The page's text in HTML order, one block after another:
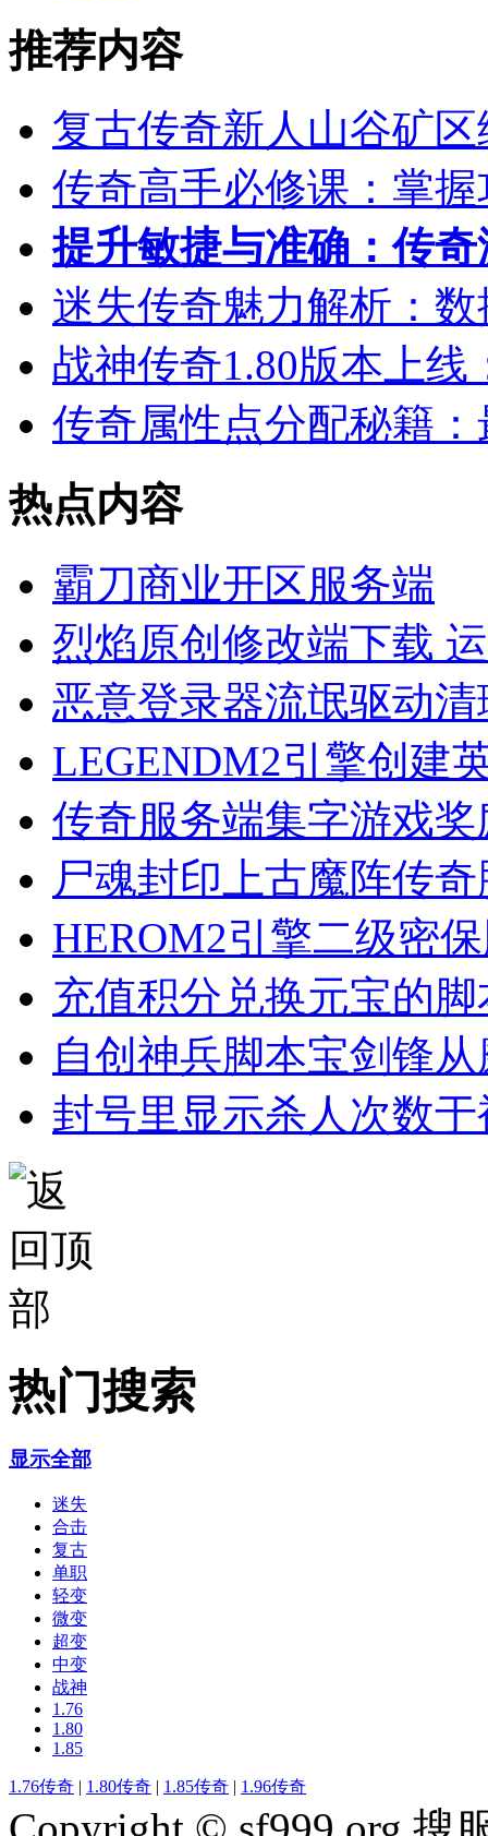
推荐内容
复古传奇新人山谷矿
传奇高手必修课：掌
提升敏捷与准确：传奇
迷失传奇魅力解析：
战神传奇1.80版本上线
传奇属性点分配秘籍
热点内容
霸刀商业开区服务端
烈焰原创修改端下载
恶意登录器流氓驱动
LEGENDM2引擎创建
传奇服务端集字游戏
尸魂封印上古魔阵传
HEROM2引擎二级密
充值积分兑换元宝的
自创神兵脚本宝剑锋
封号里显示杀人次数
热门搜索
显示全部
迷失
合击
复古
单职
轻变
微变
超变
中变
战神
1.76
1.80
1.85
1.76传奇 | 1.80传奇 | 1.85传奇 | 1.96传奇